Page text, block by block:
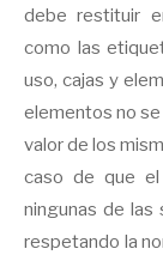
debe restituir
como las
uso, cajas y
elementos no
valor de los
caso de que el
ningunas de las
respetando la